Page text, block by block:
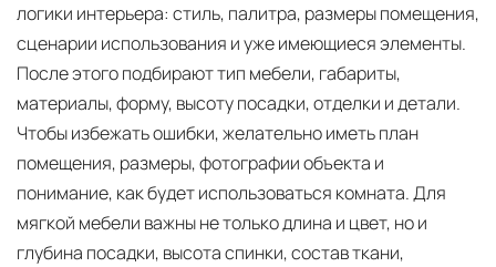
логики интерьера: стиль, палитра, размеры помещения,
сценарии использования и уже имеющиеся элементы.
После этого подбирают тип мебели, габариты,
материалы, форму, высоту посадки, отделки и детали.
Чтобы избежать ошибки, желательно иметь план
помещения, размеры, фотографии объекта и
понимание, как будет использоваться комната. Для
мягкой мебели важны не только длина и цвет, но и
глубина посадки, высота спинки, состав ткани,